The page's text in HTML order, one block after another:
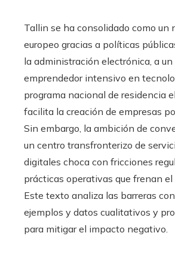
Tallin se ha consolidado como un
europeo gracias a políticas
la administración electrónica, a
emprendedor intensivo en
programa nacional de residencia
facilita la creación de empresas
Sin embargo, la ambición de
un centro transfronterizo de
digitales choca con fricciones
prácticas operativas que frenan
Este texto analiza las barreras
ejemplos y datos cualitativos y
para mitigar el impacto negativo.